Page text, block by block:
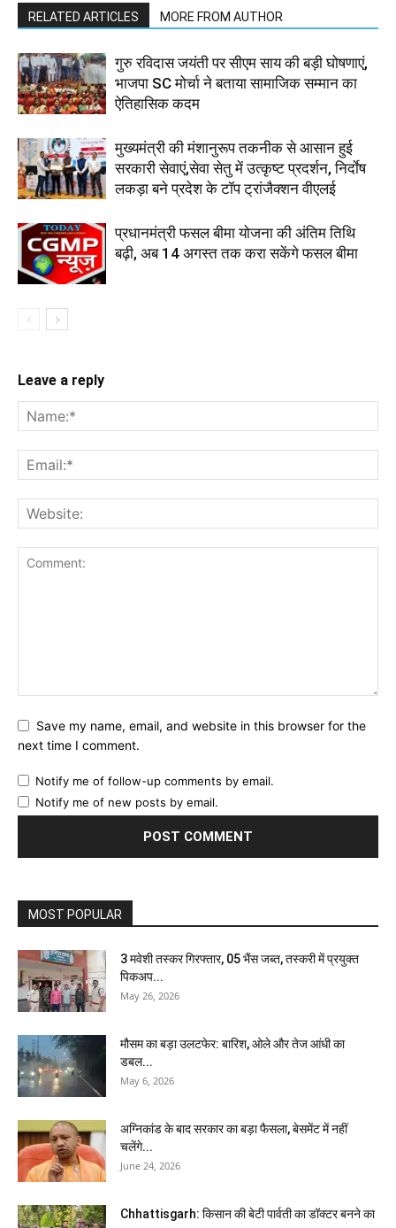
RELATED ARTICLES MORE FROM AUTHOR
गुरु रविदास जयंती पर सीएम साय की बड़ी घोषणाएं,
भाजपा SC मोर्चा ने बताया सामाजिक सम्मान का
ऐतिहासिक कदम
मुख्यमंत्री की मंशानुरूप तकनीक से आसान हुई
सरकारी सेवाएं,सेवा सेतु में उत्कृष्ट प्रदर्शन, निर्दाेष
लकड़ा बने प्रदेश के टॉप ट्रांजैक्शन वीएलई
प्रधानमंत्री फसल बीमा योजना की अंतिम तिथि
बढ़ी, अब 14 अगस्त तक करा सकेंगे फसल बीमा
Leave a reply
Save my name, email, and website in this browser for the
next time I comment.
Notify me of follow-up comments by email.
Notify me of new posts by email.
MOST POPULAR
3 मवेशी तस्कर गिरफ्तार, 05 भैंस जब्त, तस्करी में प्रयुक्त
पिकअप...
May 26, 2026
मौसम का बड़ा उलटफेर: बारिश, ओले और तेज आंधी का
डबल...
May 6, 2026
अग्निकांड के बाद सरकार का बड़ा फैसला, बेसमेंट में नहीं
चलेंगे...
June 24, 2026
Chhattisgarh: किसान की बेटी पार्वती का डॉक्टर बनने का